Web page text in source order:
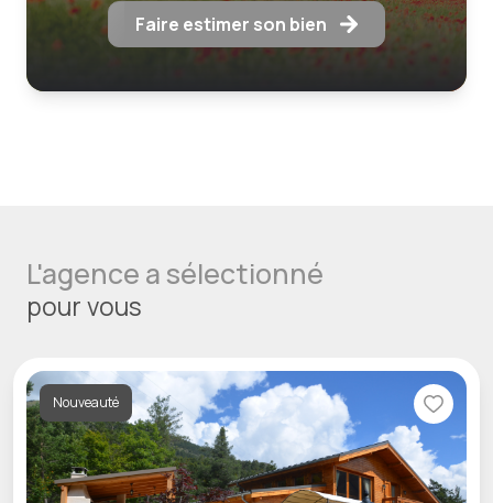
Faire estimer son bien
L'agence a sélectionné
pour vous
Nouveauté